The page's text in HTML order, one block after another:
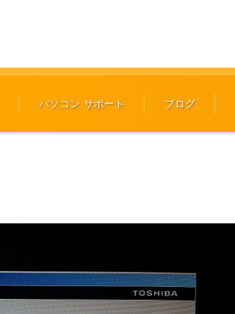
パソコン サポート ブログ